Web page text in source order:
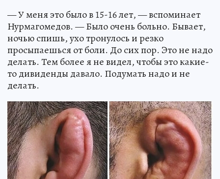
— У меня это было в 15-16 лет, — вспоминает
Нурмагомедов. — Было очень больно. Бывает,
ночью спишь, ухо тронулось и резко
просыпаешься от боли. До сих пор. Это не надо
делать. Тем более я не видел, чтобы это какие-
то дивиденды давало. Подумать надо и не
делать.